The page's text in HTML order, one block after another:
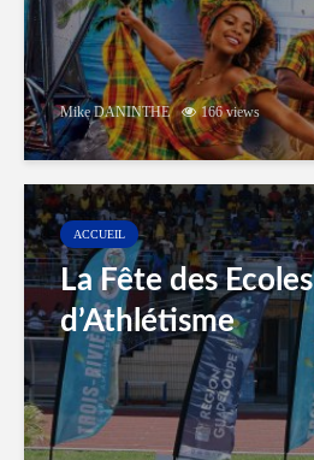
Mike DANINTHE 166 views
ACCUEIL
La Fête des Ecoles
d’Athlétisme